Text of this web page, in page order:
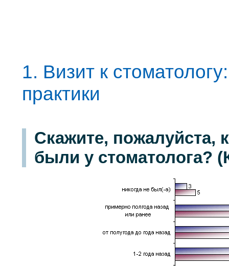
1. Визит к
практики
Скажите, пожалуйста,
были у стоматолога?